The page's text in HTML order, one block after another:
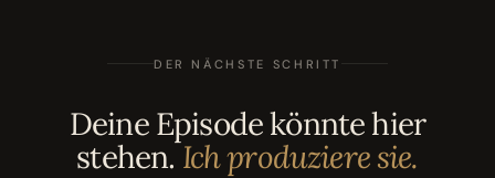
DER NÄCHSTE SCHRITT
Deine Episode könnte hier
stehen.Ich produziere sie.